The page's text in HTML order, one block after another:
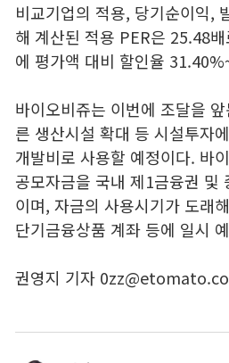
비교기업의 적용, 당기순이익,
해 계산된 적용 PER은 25.48
에 평가액 대비 할인율
바이오비쥬는 이번에 조달을
른 생산시설 확대 등 시설투자
개발비로 사용할 예정이다. 바
공모자금을 국내 제1금융권 및
이며, 자금의 사용시기가 도래
단기금융상품 계좌 등에 일시
권영지 기자